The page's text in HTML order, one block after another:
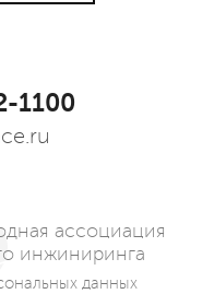
1100
ассоциация
инжиниринга
данных